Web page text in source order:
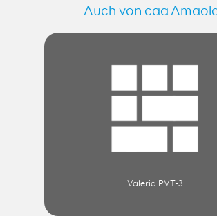
Auch von caa
Valeria PVT-3